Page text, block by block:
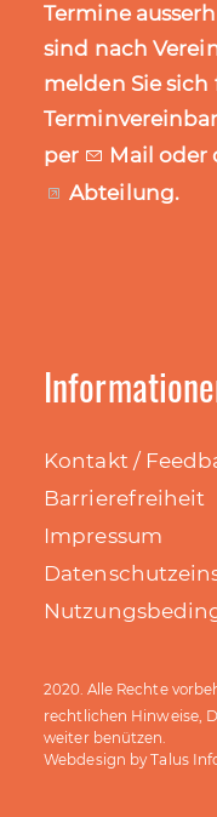
Termine
sind nach
melden Sie sich
per
Mail oder
Abteilung.
Kontakt /
Barrierefreiheit
Impressum
2020. Alle Rechte
rechtlichen Hinweise,
weiter benützen.
Webdesign byTalus